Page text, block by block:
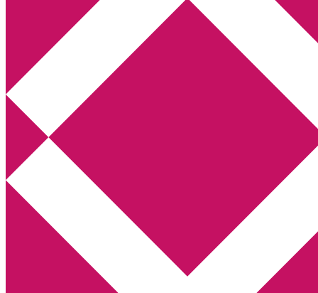
Annikas litteratur- och kulturblogg
Deckare, kriminalromaner, thrillers
Hem
Boktolva
Författarfemman
Kontakt
Webbshop Amazon